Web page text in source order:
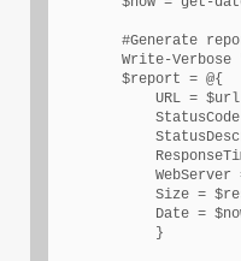
#Generate
Write-
        $report = @{
            URL = $url
WebServer
Size =
Date =
            }